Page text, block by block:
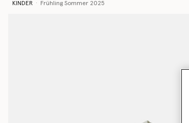
KINDER Frühling Sommer 2025